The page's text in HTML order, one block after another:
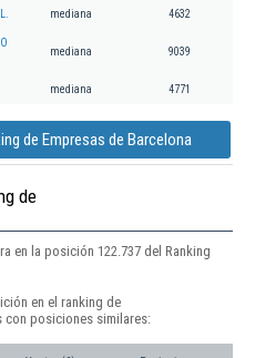
mediana 4632
mediana 9039
mediana 4771
de Empresas de Barcelona
de
en la posición 122.737 del Ranking
en el ranking de
con posiciones similares: